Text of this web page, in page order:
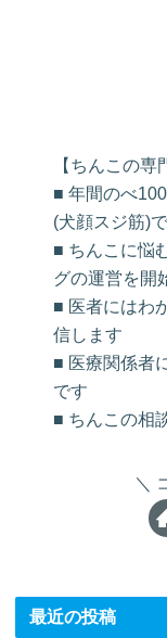
【ちんこの専
■ 年間のべ
(犬顔スジ筋)
■ ちんこに悩
グの運営を開
■ 医者にはわ
信します
■ 医療関係者
です
■ ちんこの相
最近の投稿